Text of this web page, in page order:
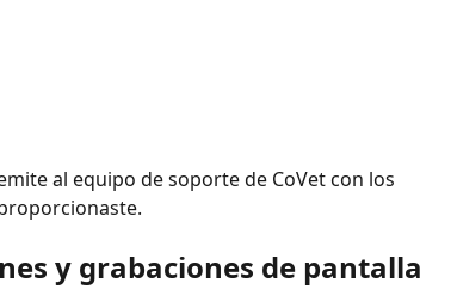
al equipo de soporte de CoVet con los
y grabaciones de pantalla